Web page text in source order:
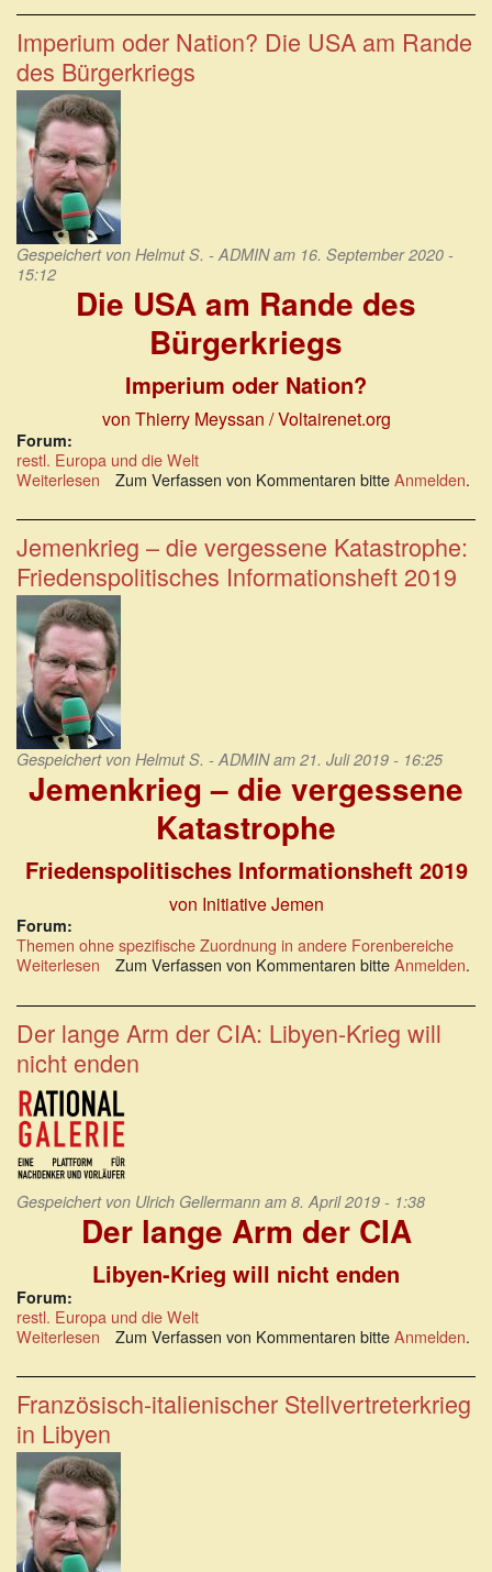
Biden
Imperator:
Sleepy
Creepy
Joe`s
erste
Stolperer
im
Amt
Imperium oder Nation? Die USA am Rande
des Bürgerkriegs
Gespeichert von Helmut S. - ADMINam 16. September 2020 -
15:12
Die USA am Rande des
Bürgerkriegs
Imperium oder Nation?
von Thierry Meyssan / Voltairenet.org
Forum:
restl. Europa und die Welt
Weiterlesen über
oder
Nation?
Die
USA
am
Rande
des
Bürgerkriegs
Zum Verfassen von Kommentaren bitteAnmelden.
Jemenkrieg – die vergessene Katastrophe:
Friedenspolitisches Informationsheft 2019
Gespeichert von Helmut S. - ADMINam 21. Juli 2019 - 16:25
Jemenkrieg – die vergessene
Katastrophe
Friedenspolitisches Informationsheft 2019
von Initiative Jemen
Forum:
Themen ohne spezifische Zuordnung in andere Forenbereiche
Weiterlesen über
–
die
vergessene
Katastrophe:
Informationsheft
2019
Zum Verfassen von Kommentaren bitteAnmelden.
Der lange Arm der CIA: Libyen-Krieg will
nicht enden
Gespeichert von Ulrich Gellermann am 8. April 2019 - 1:38
Der lange Arm der CIA
Libyen-Krieg will nicht enden
Forum:
restl. Europa und die Welt
Weiterlesen über
lange
Arm
der
CIA:
Libyen-
Krieg
will
nicht
enden
Zum Verfassen von Kommentaren bitteAnmelden.
Französisch-italienischer Stellvertreterkrieg
in Libyen